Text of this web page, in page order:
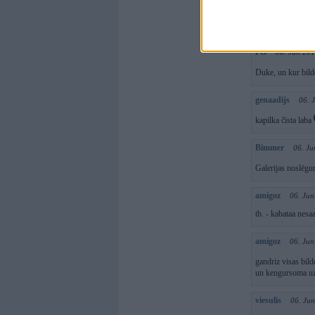
Torni,mans
PG 06. Jun
Duke, un kur
genaadijs 06.
kapilka čista laba
Bimmer 06.
Galerijas
amigoz 06.
tb. - kabataa
amigoz 06.
gandriz visas
un kengursoma
viesulis 06.